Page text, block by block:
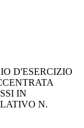
D'ESERCIZIO
IN
N.